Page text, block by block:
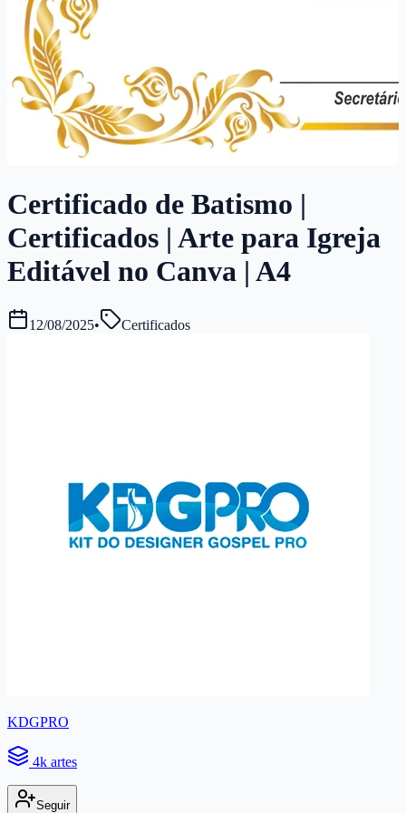
Certificado de Batismo |
Certificados | Arte para Igreja
Editável no Canva | A4
12/08/2025• Certificados
KDGPRO
4k artes
Seguir